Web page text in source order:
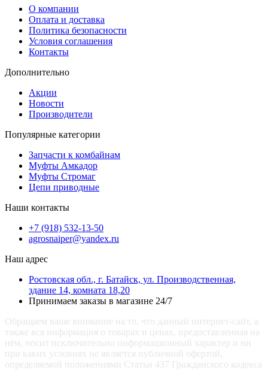
О компании
Оплата и доставка
Политика безопасности
Условия соглашения
Контакты
Дополнительно
Акции
Новости
Производители
Популярные категории
Запчасти к комбайнам
Муфты Амкадор
Муфты Стромаг
Цепи приводные
Наши контакты
+7 (918) 532-13-50
agrosnaiper@yandex.ru
Наш адрес
Ростовская обл., г. Батайск, ул. Производственная,
здание 14, комната 18,20
Принимаем заказы в магазине 24/7
Обращаем ваше внимание на то, что данный интернет-сайт, а
также вся информация о товарах и ценах, предоставленная на
нём, носит исключительно информационный характер и ни
при каких условиях не является публичной офертой,
определяемой положениями Статьи 437 Гражданского кодекса